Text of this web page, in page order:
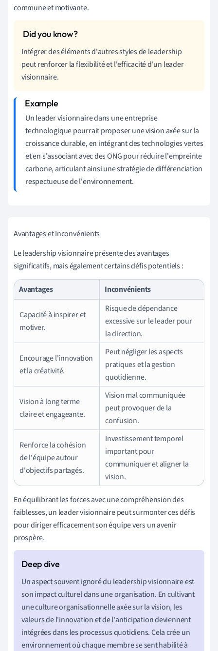
commune et motivante.
Intégrer des éléments d'autres styles de leadership
peut renforcer la flexibilité et l'efficacité d'un leader
visionnaire.
Un leader visionnaire dans une entreprise
technologique pourrait proposer une vision axée sur la
croissance durable, en intégrant des technologies vertes
et en s'associant avec des ONG pour réduire l'empreinte
carbone, articulant ainsi une stratégie de différenciation
respectueuse de l'environnement.
Avantages et Inconvénients
Le leadership visionnaire présente des avantages
significatifs, mais également certains défis potentiels :
Avantages Inconvénients
Capacité à inspirer et
motiver.
Risque de dépendance
excessive sur le leader pour
la direction.
Encourage l'innovation
et la créativité.
Peut négliger les aspects
pratiques et la gestion
quotidienne.
Vision à long terme
claire et engageante.
Vision mal communiquée
peut provoquer de la
confusion.
Renforce la cohésion
de l'équipe autour
d'objectifs partagés.
Investissement temporel
important pour
communiquer et aligner la
vision.
En équilibrant les forces avec une compréhension des
faiblesses, un leader visionnaire peut surmonter ces défis
pour diriger efficacement son équipe vers un avenir
prospère.
Un aspect souvent ignoré du leadership visionnaire est
son impact culturel dans une organisation. En cultivant
une culture organisationnelle axée sur la vision, les
valeurs de l'innovation et de l'anticipation deviennent
intégrées dans les processus quotidiens. Cela crée un
environnement où chaque membre se sent habilité à